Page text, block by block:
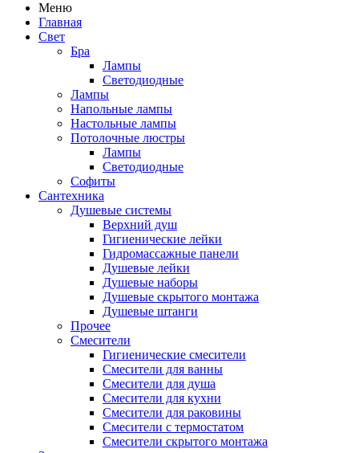
Меню
Главная
Свет
Бра
Лампы
Светодиодные
Лампы
Напольные лампы
Настольные лампы
Потолочные люстры
Лампы
Светодиодные
Софиты
Сантехника
Душевые системы
Верхний душ
Гигиенические лейки
Гидромассажные панели
Душевые лейки
Душевые наборы
Душевые скрытого монтажа
Душевые штанги
Прочее
Смесители
Гигиенические смесители
Смесители для ванны
Смесители для душа
Смесители для кухни
Смесители для раковины
Смесители с термостатом
Смесители скрытого монтажа